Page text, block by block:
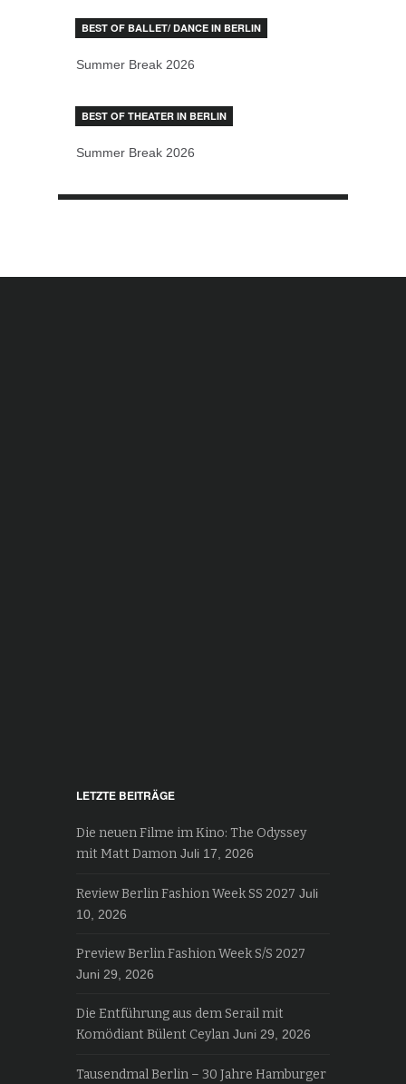
BEST OF BALLET/ DANCE IN BERLIN
Summer Break 2026
BEST OF THEATER IN BERLIN
Summer Break 2026
LETZTE BEITRÄGE
Die neuen Filme im Kino: The Odyssey
mit Matt Damon Juli 17, 2026
Review Berlin Fashion Week SS 2027 Juli
10, 2026
Preview Berlin Fashion Week S/S 2027
Juni 29, 2026
Die Entführung aus dem Serail mit
Komödiant Bülent Ceylan Juni 29, 2026
Tausendmal Berlin – 30 Jahre Hamburger